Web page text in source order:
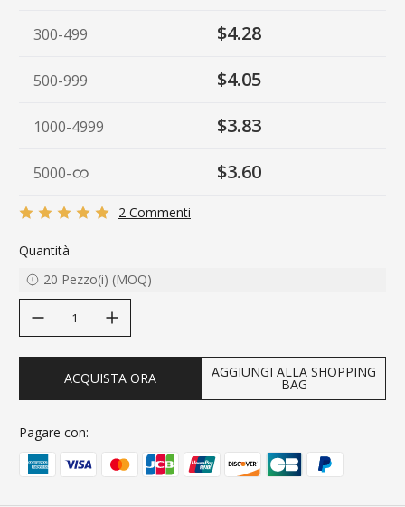
300-499 $4.28
500-999 $4.05
1000-4999 $3.83
5000- $3.60
2 Commenti
Quantità
20 Pezzo(i) (MOQ)
ACQUISTA ORA AGGIUNGI ALLA SHOPPING
BAG
Pagare con: